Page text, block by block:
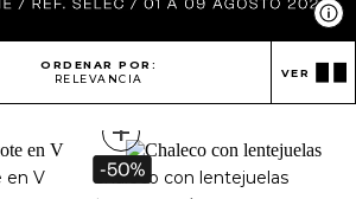
ORDENAR POR:
RELEVANCIA
VER
en V
+
Chaleco con lentejuelas